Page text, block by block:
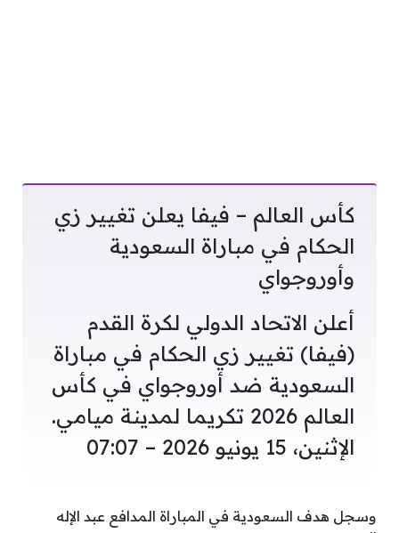
كأس العالم – فيفا يعلن تغيير زي
الحكام في مباراة السعودية
وأوروجواي
أعلن الاتحاد الدولي لكرة القدم
(فيفا) تغيير زي الحكام في مباراة
السعودية ضد أوروجواي في كأس
العالم 2026 تكريما لمدينة ميامي.
الإثنين، 15 يونيو 2026 – 07:07
وسجل هدف السعودية في المباراة المدافع عبد الإله